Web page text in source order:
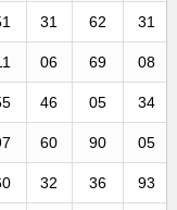
31 62 31
06 69 08
46 05 34
60 90 05
32 36 93